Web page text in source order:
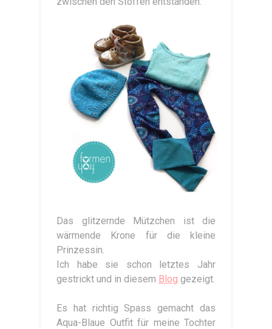
Das glitzernde Mützchen ist die
wärmende Krone für die kleine
Prinzessin.
Ich habe sie schon letztes Jahr
gestrickt und in diesem Blog gezeigt.
Es hat richtig Spass gemacht das
Aqua-Blaue Outfit für meine Tochter